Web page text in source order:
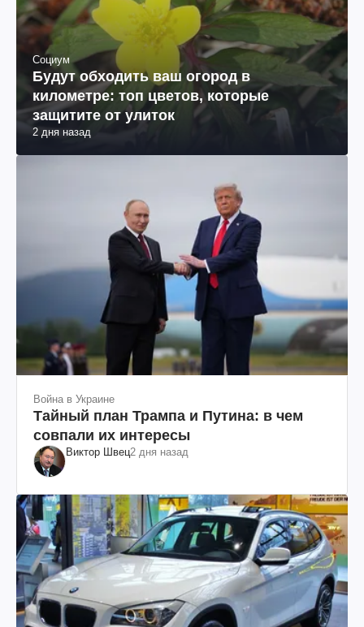
Социум
Будут обходить ваш огород в
километре: топ цветов, которые
защитите от улиток
2 дня назад
Война в Украине
Тайный план Трампа и Путина: в чем
совпали их интересы
Виктор Швец2 дня назад